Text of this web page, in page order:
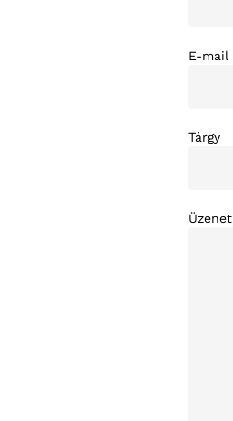
E-mail
Tárgy